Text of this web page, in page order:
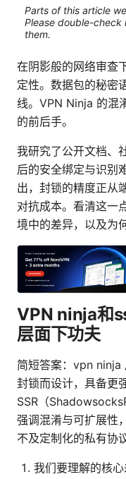
Parts of this article
Please double-
them.
在阴影般的网络审查
定性。数据包的秘密
线。VPN Ninja 的混
的前后手。
我研究了公开文档、
后的安全绑定与识别
出，封锁的精度正从
对抗成本。看清这一
境中的差异，以及为
VPN ninja和
层面下功夫
简短答案：vpn ninja
封锁而设计，具备更
SSR（
强调混淆与可扩展性
不及定制化的私有协议
我们要理解的核